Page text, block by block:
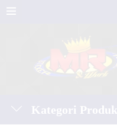
Kategori Produk